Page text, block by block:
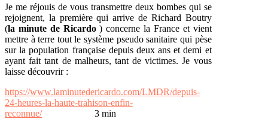
Je me réjouis de vous transmettre deux bombes qui se
rejoignent, la première qui arrive de Richard Boutry
(la minute de Ricardo) concerne la France et vient
mettre à terre tout le système pseudo sanitaire qui pèse
sur la population française depuis deux ans et demi et
ayant fait tant de malheurs, tant de victimes. Je vous
laisse découvrir :
https://www.laminutedericardo.com/LMDR/depuis-
24-heures-la-haute-trahison-enfin-
reconnue/3 min